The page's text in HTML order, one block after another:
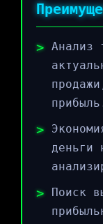
Анализ
деньги
Поиск